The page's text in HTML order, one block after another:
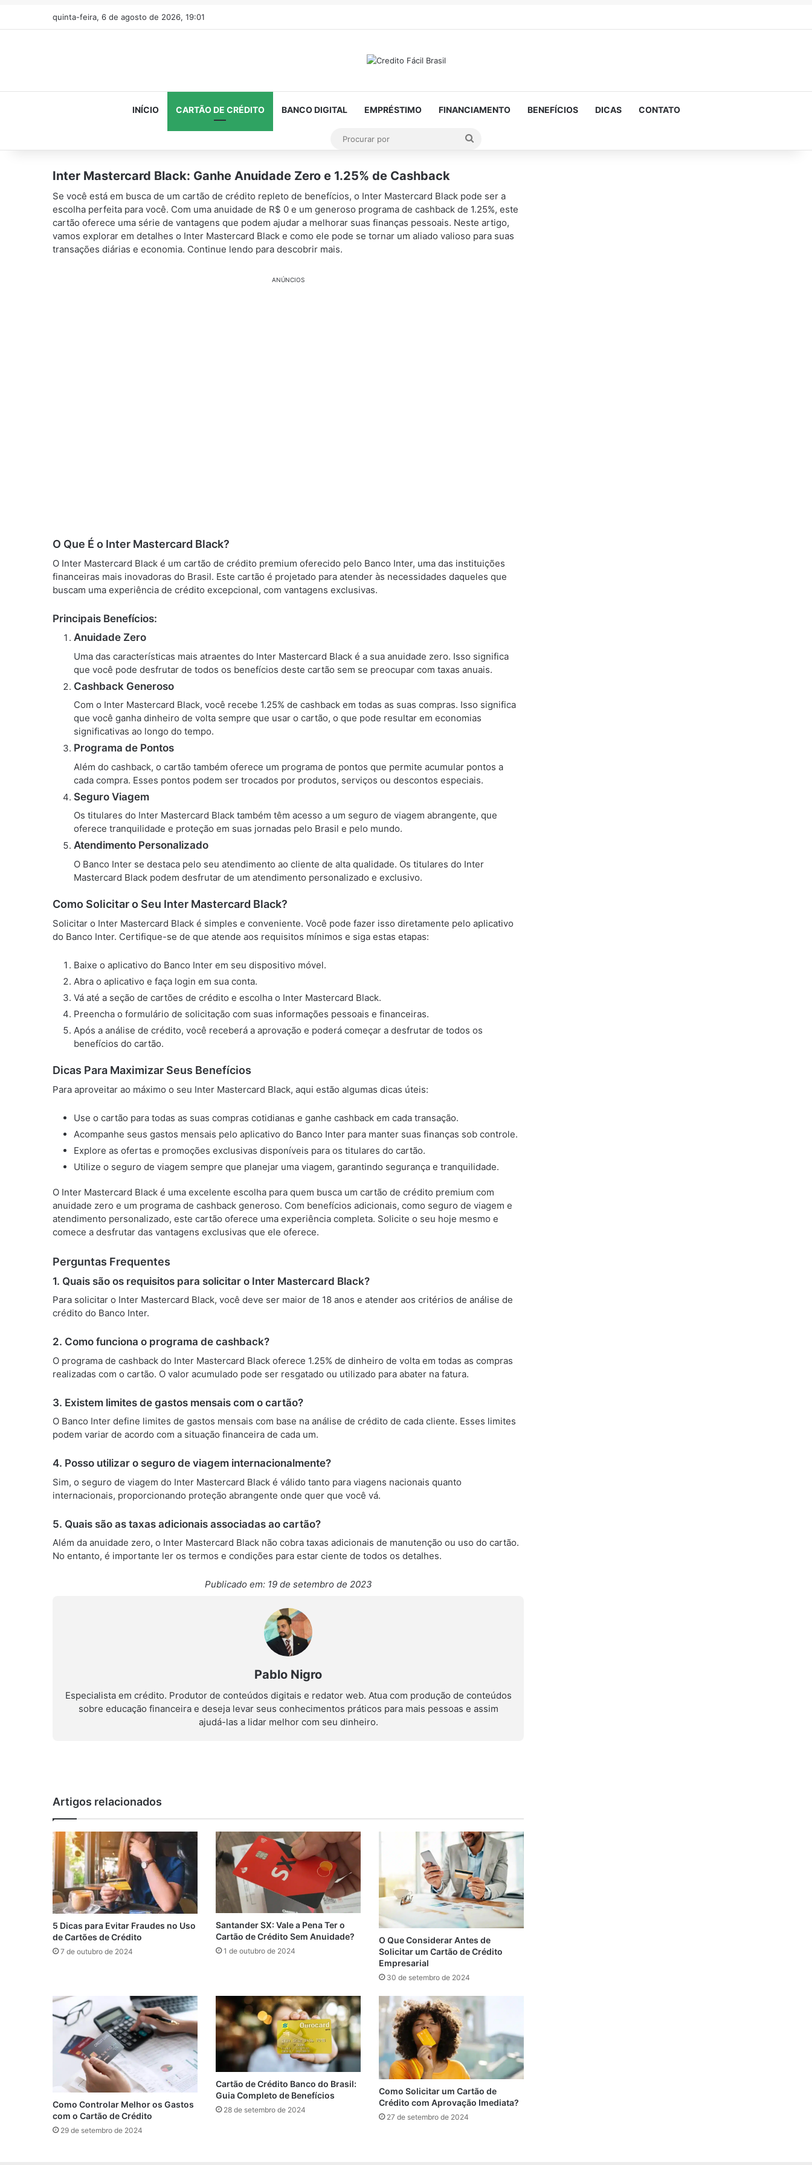
quinta-feira, 6 de agosto de 2026, 19:01
INÍCIO CARTÃO DE CRÉDITO BANCO DIGITAL EMPRÉSTIMO FINANCIAMENTO BENEFÍCIOS DICAS CONTATO
Inter Mastercard Black: Ganhe Anuidade Zero e 1.25% de Cashback
Se você está em busca de um cartão de crédito repleto de benefícios, o Inter Mastercard Black pode ser a
escolha perfeita para você. Com uma anuidade de R$ 0 e um generoso programa de cashback de 1.25%, este
cartão oferece uma série de vantagens que podem ajudar a melhorar suas finanças pessoais. Neste artigo,
vamos explorar em detalhes o Inter Mastercard Black e como ele pode se tornar um aliado valioso para suas
transações diárias e economia. Continue lendo para descobrir mais.
ANÚNCIOS
O Que É o Inter Mastercard Black?
O Inter Mastercard Black é um cartão de crédito premium oferecido pelo Banco Inter, uma das instituições
financeiras mais inovadoras do Brasil. Este cartão é projetado para atender às necessidades daqueles que
buscam uma experiência de crédito excepcional, com vantagens exclusivas.
Principais Benefícios:
Anuidade Zero
Uma das características mais atraentes do Inter Mastercard Black é a sua anuidade zero. Isso significa
que você pode desfrutar de todos os benefícios deste cartão sem se preocupar com taxas anuais.
Cashback Generoso
Com o Inter Mastercard Black, você recebe 1.25% de cashback em todas as suas compras. Isso significa
que você ganha dinheiro de volta sempre que usar o cartão, o que pode resultar em economias
significativas ao longo do tempo.
Programa de Pontos
Além do cashback, o cartão também oferece um programa de pontos que permite acumular pontos a
cada compra. Esses pontos podem ser trocados por produtos, serviços ou descontos especiais.
Seguro Viagem
Os titulares do Inter Mastercard Black também têm acesso a um seguro de viagem abrangente, que
oferece tranquilidade e proteção em suas jornadas pelo Brasil e pelo mundo.
Atendimento Personalizado
O Banco Inter se destaca pelo seu atendimento ao cliente de alta qualidade. Os titulares do Inter
Mastercard Black podem desfrutar de um atendimento personalizado e exclusivo.
Como Solicitar o Seu Inter Mastercard Black?
Solicitar o Inter Mastercard Black é simples e conveniente. Você pode fazer isso diretamente pelo aplicativo
do Banco Inter. Certifique-se de que atende aos requisitos mínimos e siga estas etapas:
Baixe o aplicativo do Banco Inter em seu dispositivo móvel.
Abra o aplicativo e faça login em sua conta.
Vá até a seção de cartões de crédito e escolha o Inter Mastercard Black.
Preencha o formulário de solicitação com suas informações pessoais e financeiras.
Após a análise de crédito, você receberá a aprovação e poderá começar a desfrutar de todos os
benefícios do cartão.
Dicas Para Maximizar Seus Benefícios
Para aproveitar ao máximo o seu Inter Mastercard Black, aqui estão algumas dicas úteis:
Use o cartão para todas as suas compras cotidianas e ganhe cashback em cada transação.
Acompanhe seus gastos mensais pelo aplicativo do Banco Inter para manter suas finanças sob controle.
Explore as ofertas e promoções exclusivas disponíveis para os titulares do cartão.
Utilize o seguro de viagem sempre que planejar uma viagem, garantindo segurança e tranquilidade.
O Inter Mastercard Black é uma excelente escolha para quem busca um cartão de crédito premium com
anuidade zero e um programa de cashback generoso. Com benefícios adicionais, como seguro de viagem e
atendimento personalizado, este cartão oferece uma experiência completa. Solicite o seu hoje mesmo e
comece a desfrutar das vantagens exclusivas que ele oferece.
Perguntas Frequentes
1. Quais são os requisitos para solicitar o Inter Mastercard Black?
Para solicitar o Inter Mastercard Black, você deve ser maior de 18 anos e atender aos critérios de análise de
crédito do Banco Inter.
2. Como funciona o programa de cashback?
O programa de cashback do Inter Mastercard Black oferece 1.25% de dinheiro de volta em todas as compras
realizadas com o cartão. O valor acumulado pode ser resgatado ou utilizado para abater na fatura.
3. Existem limites de gastos mensais com o cartão?
O Banco Inter define limites de gastos mensais com base na análise de crédito de cada cliente. Esses limites
podem variar de acordo com a situação financeira de cada um.
4. Posso utilizar o seguro de viagem internacionalmente?
Sim, o seguro de viagem do Inter Mastercard Black é válido tanto para viagens nacionais quanto
internacionais, proporcionando proteção abrangente onde quer que você vá.
5. Quais são as taxas adicionais associadas ao cartão?
Além da anuidade zero, o Inter Mastercard Black não cobra taxas adicionais de manutenção ou uso do cartão.
No entanto, é importante ler os termos e condições para estar ciente de todos os detalhes.
Publicado em: 19 de setembro de 2023
Pablo Nigro
Especialista em crédito. Produtor de conteúdos digitais e redator web. Atua com produção de conteúdos
sobre educação financeira e deseja levar seus conhecimentos práticos para mais pessoas e assim
ajudá-las a lidar melhor com seu dinheiro.
Artigos relacionados
5 Dicas para Evitar Fraudes no Uso
de Cartões de Crédito
7 de outubro de 2024
Santander SX: Vale a Pena Ter o
Cartão de Crédito Sem Anuidade?
1 de outubro de 2024
O Que Considerar Antes de
Solicitar um Cartão de Crédito
Empresarial
30 de setembro de 2024
Como Controlar Melhor os Gastos
com o Cartão de Crédito
29 de setembro de 2024
Cartão de Crédito Banco do Brasil:
Guia Completo de Benefícios
28 de setembro de 2024
Como Solicitar um Cartão de
Crédito com Aprovação Imediata?
27 de setembro de 2024